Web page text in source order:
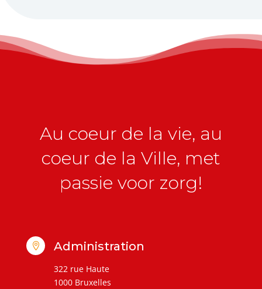
Au coeur de la vie, au
coeur de la Ville, met
passie voor zorg!
 Administration
322 rue Haute
1000 Bruxelles